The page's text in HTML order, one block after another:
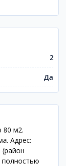
2
Да
80 м2.
Адрес:
(район
полностью